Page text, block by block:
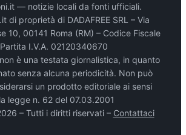
— notizie locali da fonti ufficiali.
di proprietà di DADAFREE SRL – Via
10, 00141 Roma (RM) – Codice Fiscale
I.V.A. 02120340670
è una testata giornalistica, in quanto
senza alcuna periodicità. Non può
un prodotto editoriale ai sensi
legge n. 62 del 07.03.2001
– Tutti i diritti riservati – Contattaci